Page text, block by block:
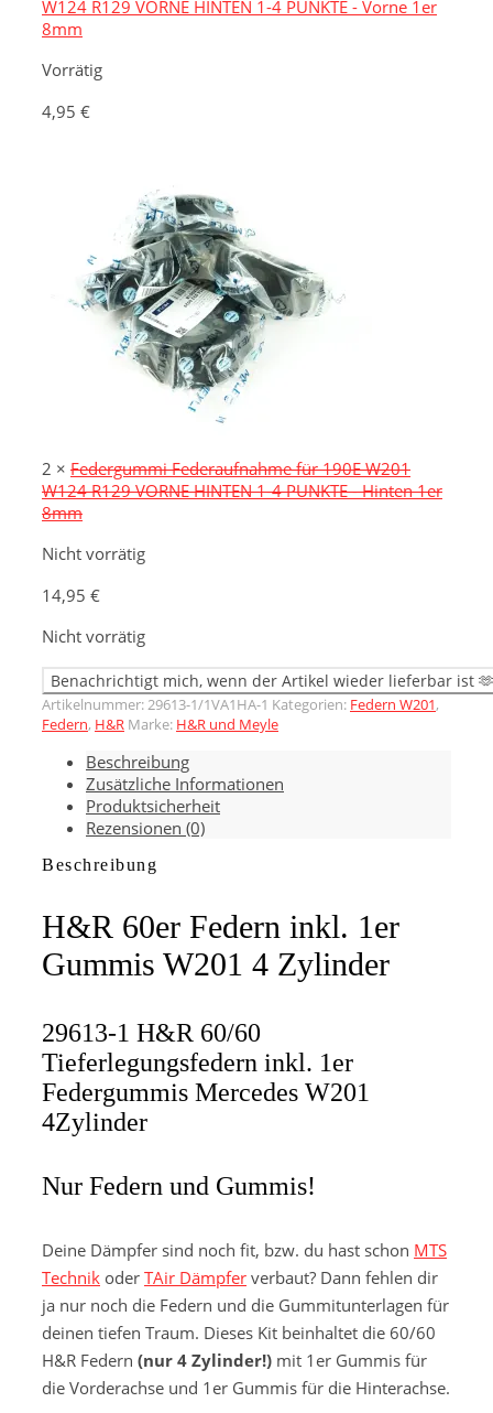
W124 R129 VORNE HINTEN 1-4 PUNKTE - Vorne 1er
8mm
Vorrätig
4,95 €
2 × Federgummi Federaufnahme für 190E W201
W124 R129 VORNE HINTEN 1-4 PUNKTE - Hinten 1er
8mm
Nicht vorrätig
14,95 €
Nicht vorrätig
Artikelnummer: 29613-1/1VA1HA-1 Kategorien: Federn W201,
Federn, H&R Marke: H&R und Meyle
Beschreibung
Zusätzliche Informationen
Produktsicherheit
Rezensionen (0)
Beschreibung
H&R 60er Federn inkl. 1er
Gummis W201 4 Zylinder
29613-1 H&R 60/60
Tieferlegungsfedern inkl. 1er
Federgummis Mercedes W201
4Zylinder
Nur Federn und Gummis!
Deine Dämpfer sind noch fit, bzw. du hast schon MTS
Technik oder TAir Dämpfer verbaut? Dann fehlen dir
ja nur noch die Federn und die Gummitunterlagen für
deinen tiefen Traum. Dieses Kit beinhaltet die 60/60
H&R Federn (nur 4 Zylinder!) mit 1er Gummis für
die Vorderachse und 1er Gummis für die Hinterachse.